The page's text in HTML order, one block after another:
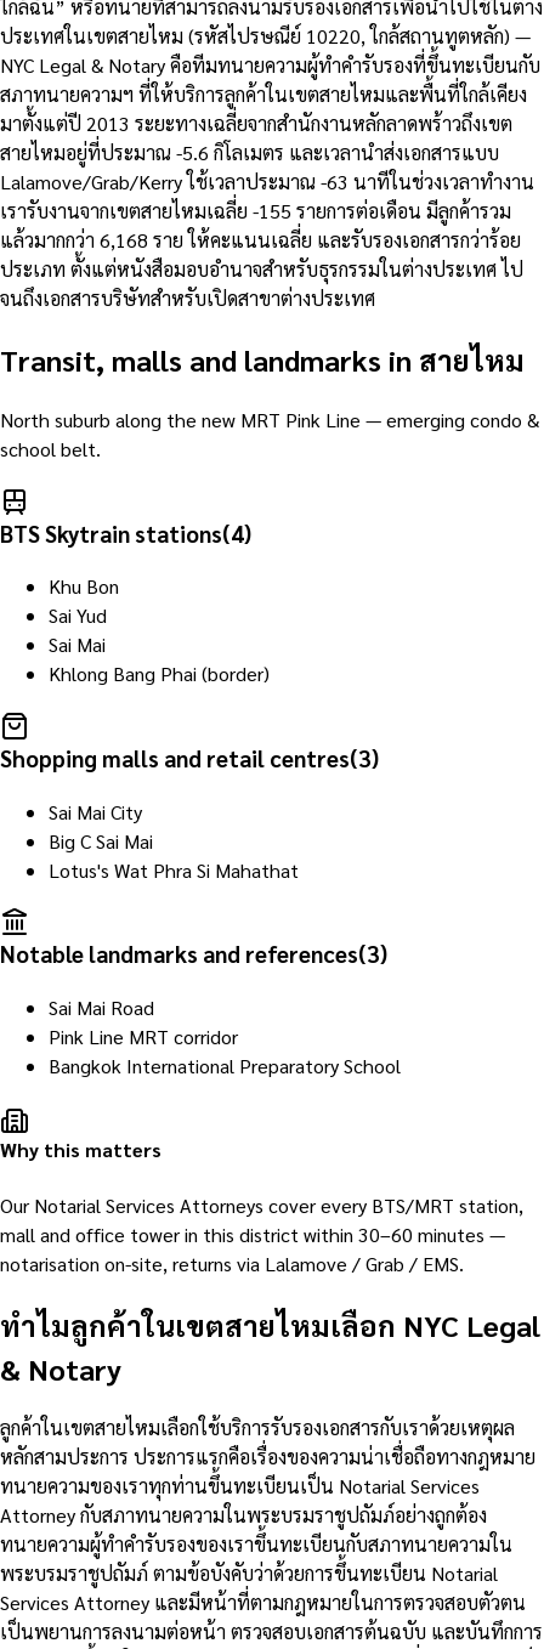
ใกล้ฉัน” หรือทนายที่สามารถลงนามรับรองเอกสารเพื่อนำไปใช้ในต่าง
ประเทศในเขตสายไหม (รหัสไปรษณีย์ 10220, ใกล้สถานทูตหลัก) —
NYC Legal & Notary คือทีมทนายความผู้ทำคำรับรองที่ขึ้นทะเบียนกับ
สภาทนายความฯ ที่ให้บริการลูกค้าในเขตสายไหมและพื้นที่ใกล้เคียง
มาตั้งแต่ปี 2013 ระยะทางเฉลี่ยจากสำนักงานหลักลาดพร้าวถึงเขต
สายไหมอยู่ที่ประมาณ -5.6 กิโลเมตร และเวลานำส่งเอกสารแบบ
Lalamove/Grab/Kerry ใช้เวลาประมาณ -63 นาทีในช่วงเวลาทำงาน
เรารับงานจากเขตสายไหมเฉลี่ย -155 รายการต่อเดือน มีลูกค้ารวม
แล้วมากกว่า 6,168 ราย ให้คะแนนเฉลี่ย และรับรองเอกสารกว่าร้อย
ประเภท ตั้งแต่หนังสือมอบอำนาจสำหรับธุรกรรมในต่างประเทศ ไป
จนถึงเอกสารบริษัทสำหรับเปิดสาขาต่างประเทศ
Transit, malls and landmarks in สายไหม
North suburb along the new MRT Pink Line — emerging condo &
school belt.
BTS Skytrain stations(4)
Khu Bon
Sai Yud
Sai Mai
Khlong Bang Phai (border)
Shopping malls and retail centres(3)
Sai Mai City
Big C Sai Mai
Lotus's Wat Phra Si Mahathat
Notable landmarks and references(3)
Sai Mai Road
Pink Line MRT corridor
Bangkok International Preparatory School
Why this matters
Our Notarial Services Attorneys cover every BTS/MRT station,
mall and office tower in this district within 30–60 minutes —
notarisation on-site, returns via Lalamove / Grab / EMS.
ทำไมลูกค้าในเขตสายไหมเลือก NYC Legal
& Notary
ลูกค้าในเขตสายไหมเลือกใช้บริการรับรองเอกสารกับเราด้วยเหตุผล
หลักสามประการ ประการแรกคือเรื่องของความน่าเชื่อถือทางกฎหมาย
ทนายความของเราทุกท่านขึ้นทะเบียนเป็น Notarial Services
Attorney กับสภาทนายความในพระบรมราชูปถัมภ์อย่างถูกต้อง
ทนายความผู้ทำคำรับรองของเราขึ้นทะเบียนกับสภาทนายความใน
พระบรมราชูปถัมภ์ ตามข้อบังคับว่าด้วยการขึ้นทะเบียน Notarial
Services Attorney และมีหน้าที่ตามกฎหมายในการตรวจสอบตัวตน
เป็นพยานการลงนามต่อหน้า ตรวจสอบเอกสารต้นฉบับ และบันทึกการ